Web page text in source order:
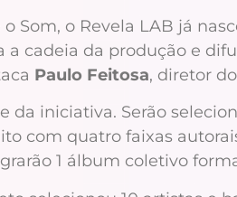
Som, o Revela LAB já
a cadeia da produção e
Paulo Feitosa, diretor
da iniciativa. Serão
com quatro faixas
1 álbum coletivo